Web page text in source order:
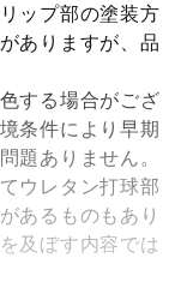
ップ部の塗装方
ありますが、品
する場合がござ
条件により早期
題ありません。
ウレタン打球部
あるものもあり
及ぼす内容では